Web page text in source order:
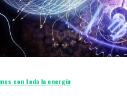
con toda la energía